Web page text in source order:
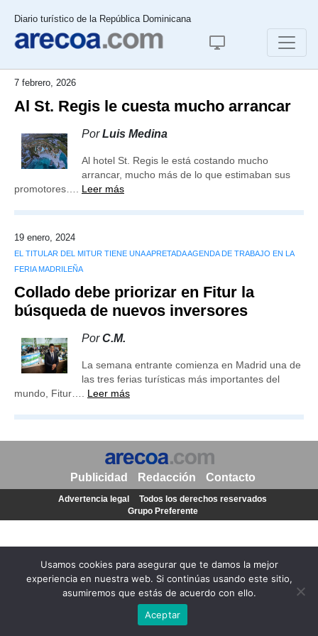
Diario turístico de la República Dominicana
7 febrero, 2026
Al St. Regis le cuesta mucho arrancar
PorLuis Medina
Al hotel St. Regis le está costando mucho
arrancar, mucho más de lo que estimaban sus
promotores…. Leer más
19 enero, 2024
EL TITULAR DEL MITUR TIENE UNA APRETADA AGENDA DE TRABAJO EN LA
FERIA MADRILEÑA
Collado debe priorizar en Fitur la
búsqueda de nuevos inversores
PorC.M.
La semana entrante comienza en Madrid una de
las tres ferias turísticas más importantes del
mundo, Fitur…. Leer más
Usamos cookies para asegurar que te damos la mejor
experiencia en nuestra web. Si continúas usando este sitio,
asumiremos que estás de acuerdo con ello.
Aceptar
Publicidad Redacción Contacto
Advertencia legal
Todos los derechos reservados
Grupo Preferente